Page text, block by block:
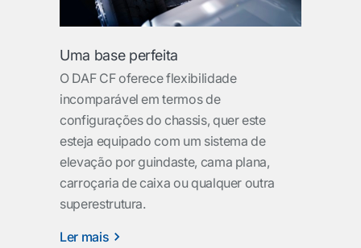
Uma base perfeita
O DAF CF oferece flexibilidade
incomparável em termos de
configurações do chassis, quer este
esteja equipado com um sistema de
elevação por guindaste, cama plana,
carroçaria de caixa ou qualquer outra
superestrutura.
Ler mais